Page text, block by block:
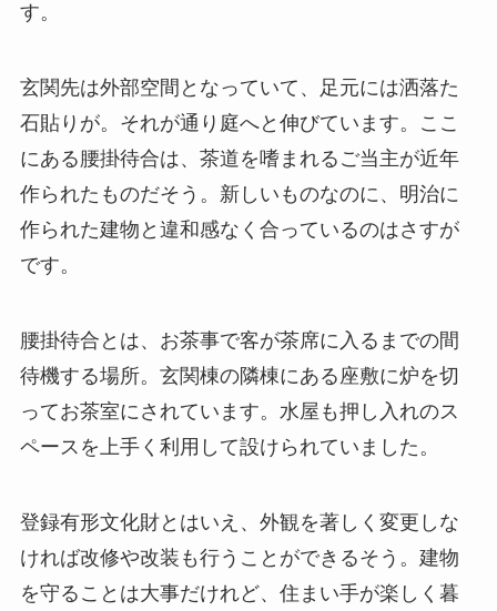
す。
玄関先は外部空間となっていて、足元には洒落た
石貼りが。それが通り庭へと伸びています。ここ
にある腰掛待合は、茶道を嗜まれるご当主が近年
作られたものだそう。新しいものなのに、明治に
作られた建物と違和感なく合っているのはさすが
です。
腰掛待合とは、お茶事で客が茶席に入るまでの間
待機する場所。玄関棟の隣棟にある座敷に炉を切
ってお茶室にされています。水屋も押し入れのス
ペースを上手く利用して設けられていました。
登録有形文化財とはいえ、外観を著しく変更しな
ければ改修や改装も行うことができるそう。建物
を守ることは大事だけれど、住まい手が楽しく暮